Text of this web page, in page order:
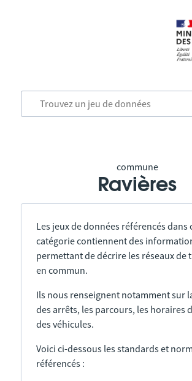
commune
Ravières
Les jeux de données référencés dans
catégorie contiennent des
permettant de décrire les réseaux de
en commun.
Ils nous renseignent notamment sur
des arrêts, les parcours, les horaires
des véhicules.
Voici ci-dessous les standards et
référencés :